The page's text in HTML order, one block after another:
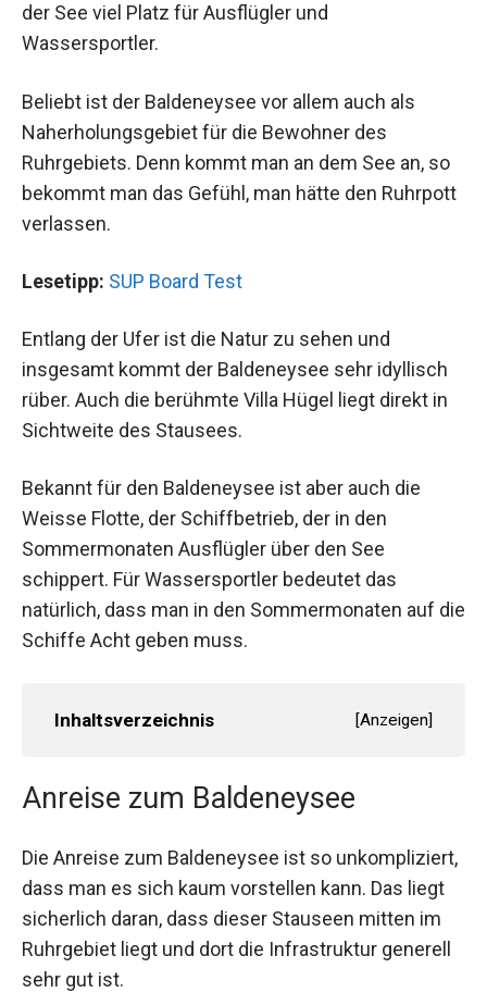
der See viel Platz für Ausflügler und
Wassersportler.
Beliebt ist der Baldeneysee vor allem auch als
Naherholungsgebiet für die Bewohner des
Ruhrgebiets. Denn kommt man an dem See an, so
bekommt man das Gefühl, man hätte den Ruhrpott
verlassen.
Lesetipp: SUP Board Test
Entlang der Ufer ist die Natur zu sehen und
insgesamt kommt der Baldeneysee sehr idyllisch
rüber. Auch die berühmte Villa Hügel liegt direkt in
Sichtweite des Stausees.
Bekannt für den Baldeneysee ist aber auch die
Weisse Flotte, der Schiffbetrieb, der in den
Sommermonaten Ausflügler über den See
schippert. Für Wassersportler bedeutet das
natürlich, dass man in den Sommermonaten auf die
Schiffe Acht geben muss.
Inhaltsverzeichnis [Anzeigen]
Anreise zum Baldeneysee
Die Anreise zum Baldeneysee ist so unkompliziert,
dass man es sich kaum vorstellen kann. Das liegt
sicherlich daran, dass dieser Stauseen mitten im
Ruhrgebiet liegt und dort die Infrastruktur generell
sehr gut ist.